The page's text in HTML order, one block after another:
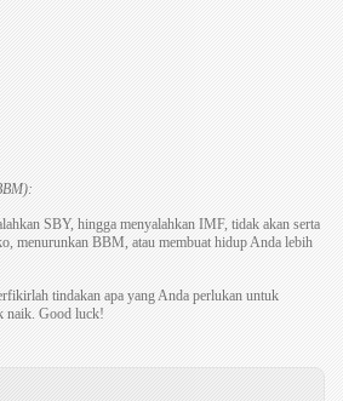
SBY, hingga menyalahkan IMF, tidak akan serta
menurunkan BBM, atau membuat hidup Anda lebih
tindakan apa yang Anda perlukan untuk
naik. Good luck!